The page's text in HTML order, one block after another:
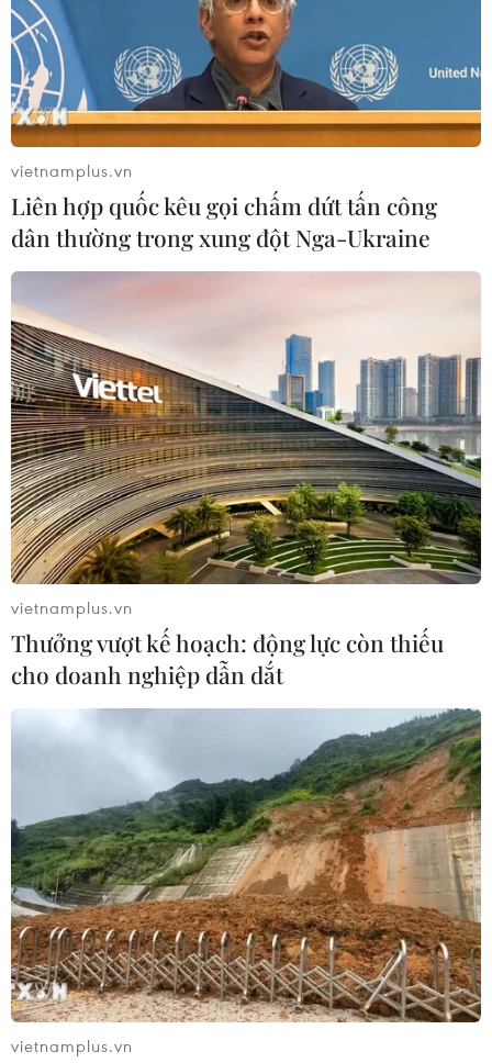
#Cầu Trường Tiền #Sông Hương
#Festival Huế
#Đèn Led
#Studio Due-Italy
#Festival Nghề truyền thống Huế
#Hệ thống chiếu sáng nghệ thuật
TP. Huế
Theo dõi VietnamPlus
TIN LIÊN QUAN
Khách du lịch đến Huế và du lịch biển
tăng cao dịp 30/4 và 1/5
02/05/2017 13:15
Dịp 30/4 và 1/5, Huế đã đón 280.000 lượt khách đến
tham quan, du lịch; trong đó có 68.000 lượt khách nước
ngoài, tăng 25% so với cùng kỳ năm ngoái, chủ yếu vẫn
là khách Hàn Quốc, Pháp, Mỹ.
vietnamplus.vn
Liên hợp quốc kêu gọi chấm dứt tấn công
dân thường trong xung đột Nga-Ukraine
vietnamplus.vn
Thưởng vượt kế hoạch: động lực còn thiếu
cho doanh nghiệp dẫn dắt
vietnamplus.vn